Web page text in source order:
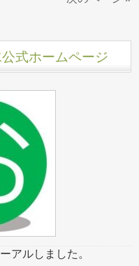
式ホームページ
アルしました。